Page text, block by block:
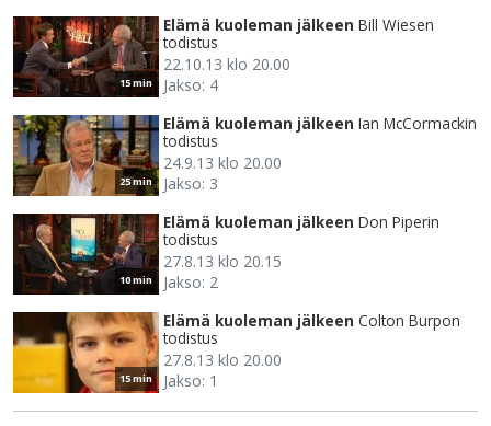
15 min
Elämä kuoleman jälkeen Bill Wiesen
todistus
22.10.13 klo 20.00
Jakso: 4
25 min
Elämä kuoleman jälkeen Ian McCormackin
todistus
24.9.13 klo 20.00
Jakso: 3
10 min
Elämä kuoleman jälkeen Don Piperin
todistus
27.8.13 klo 20.15
Jakso: 2
15 min
Elämä kuoleman jälkeen Colton Burpon
todistus
27.8.13 klo 20.00
Jakso: 1